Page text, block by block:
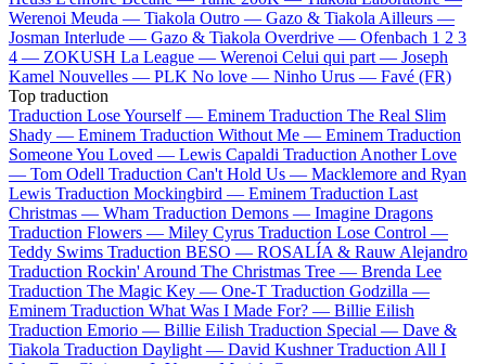
Werenoi Meuda — Tiakola Outro — Gazo & Tiakola Ailleurs —
Josman Interlude — Gazo & Tiakola Overdrive — Ofenbach 1 2 3
4 — ZOKUSH La League — Werenoi Celui qui part — Joseph
Kamel Nouvelles — PLK No love — Ninho Urus — Favé (FR)
Top traduction
Traduction Lose Yourself — Eminem Traduction The Real Slim
Shady — Eminem Traduction Without Me — Eminem Traduction
Someone You Loved — Lewis Capaldi Traduction Another Love
— Tom Odell Traduction Can't Hold Us — Macklemore and Ryan
Lewis Traduction Mockingbird — Eminem Traduction Last
Christmas — Wham Traduction Demons — Imagine Dragons
Traduction Flowers — Miley Cyrus Traduction Lose Control —
Teddy Swims Traduction BESO — ROSALÍA & Rauw Alejandro
Traduction Rockin' Around The Christmas Tree — Brenda Lee
Traduction The Magic Key — One-T Traduction Godzilla —
Eminem Traduction What Was I Made For? — Billie Eilish
Traduction Emorio — Billie Eilish Traduction Special — Dave &
Tiakola Traduction Daylight — David Kushner Traduction All I